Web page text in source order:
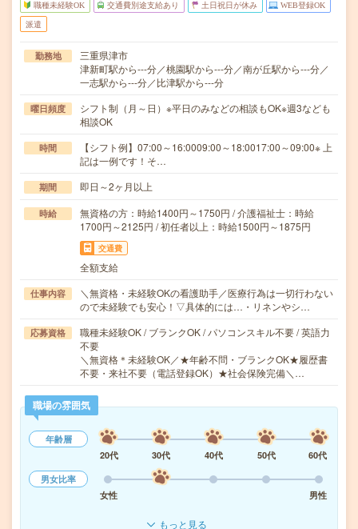
職種未経験OK 交通費別途支給あり 土日祝日が休み WEB登録OK
派遣
勤務地
三重県津市
津新町駅から---分／桃園駅から---分／南が丘駅から---分／
一志駅から---分／比津駅から---分
曜日頻度
シフト制（月～日）※平日のみなどの相談もOK※週3なども
相談OK
時間
【シフト例】07:00～16:0009:00～18:0017:00～09:00※ 上
記は一例です！そ…
期間 即日～2ヶ月以上
時給
無資格の方：時給1400円～1750円 / 介護福祉士：時給
1700円～2125円 / 初任者以上：時給1500円～1875円
交通費
全額支給
仕事内容
＼無資格・未経験OKの看護助手／医療行為は一切行わない
ので未経験でも安心！▽具体的には…・リネンやシ…
応募資格
職種未経験OK / ブランクOK / パソコンスキル不要 / 英語力
不要
＼無資格＊未経験OK／★年齢不問・ブランクOK★履歴書
不要・来社不要（電話登録OK）★社会保険完備＼…
職場の雰囲気
年齢層
20代
30代 40代 50代
60代
男女比率
女性
男性
もっと見る